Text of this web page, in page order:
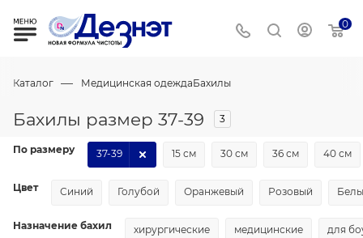
0
Каталог — Медицинская одеждаБахилы
Бахилы размер 37-39 3
По размеру 15 см 30 см 36 см
37-39 40 см
Цвет Синий Голубой Оранжевый Розовый
Назначение бахил хирургические медицинские для